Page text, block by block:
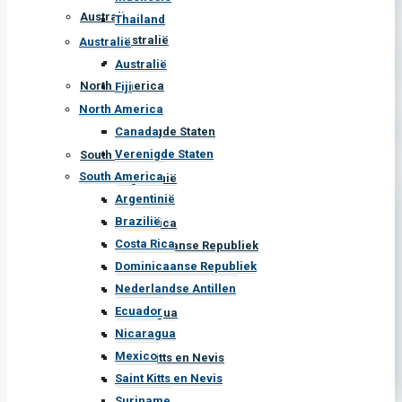
Fiji
North America
Canada
Verenigde Staten
South America
Argentinië
Brazilië
Costa Rica
Dominicaanse Republiek
Nederlandse Antillen
Ecuador
Nicaragua
Mexico
Saint Kitts en Nevis
Suriname
Australië
Fiji
North America
Canada
Verenigde Staten
South America
Argentinië
Brazilië
Costa Rica
Dominicaanse Republiek
Nederlandse Antillen
Ecuador
Nicaragua
Mexico
Saint Kitts en Nevis
Suriname